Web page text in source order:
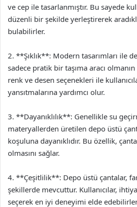
ve cep ile tasarlanmıştır. Bu sayede
düzenli bir şekilde yerleştirerek
bulabilirler.
2. **Şıklık**: Modern tasarımları ile
sadece pratik bir taşıma aracı
renk ve desen seçenekleri ile
yansıtmalarına yardımcı olur.
3. **Dayanıklılık**: Genellikle su
materyallerden üretilen depo üstü
koşuluna dayanıklıdır. Bu özellik,
olmasını sağlar.
4. **Çeşitlilik**: Depo üstü çantalar,
şekillerde mevcuttur. Kullanıcılar,
seçerek en iyi deneyimi elde